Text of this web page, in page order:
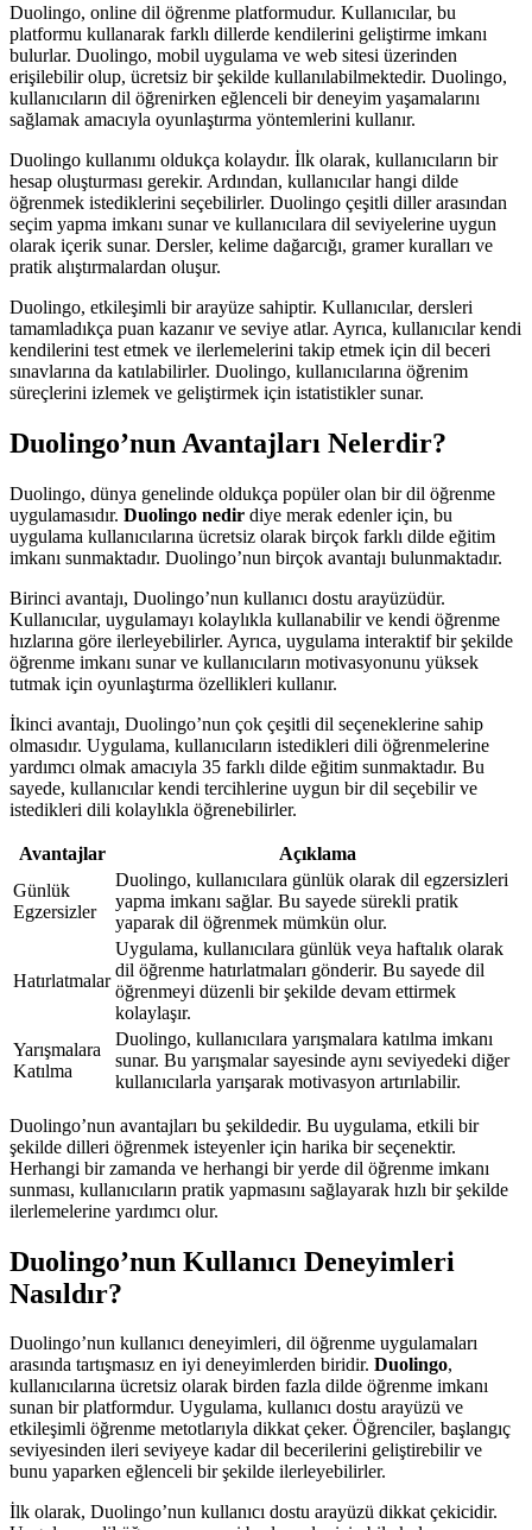
Duolingo, online dil öğrenme platformudur. Kullanıcılar, bu
platformu kullanarak farklı dillerde kendilerini geliştirme imkanı
bulurlar. Duolingo, mobil uygulama ve web sitesi üzerinden
erişilebilir olup, ücretsiz bir şekilde kullanılabilmektedir. Duolingo,
kullanıcıların dil öğrenirken eğlenceli bir deneyim yaşamalarını
sağlamak amacıyla oyunlaştırma yöntemlerini kullanır.
Duolingo kullanımı oldukça kolaydır. İlk olarak, kullanıcıların bir
hesap oluşturması gerekir. Ardından, kullanıcılar hangi dilde
öğrenmek istediklerini seçebilirler. Duolingo çeşitli diller arasından
seçim yapma imkanı sunar ve kullanıcılara dil seviyelerine uygun
olarak içerik sunar. Dersler, kelime dağarcığı, gramer kuralları ve
pratik alıştırmalardan oluşur.
Duolingo, etkileşimli bir arayüze sahiptir. Kullanıcılar, dersleri
tamamladıkça puan kazanır ve seviye atlar. Ayrıca, kullanıcılar kendi
kendilerini test etmek ve ilerlemelerini takip etmek için dil beceri
sınavlarına da katılabilirler. Duolingo, kullanıcılarına öğrenim
süreçlerini izlemek ve geliştirmek için istatistikler sunar.
Duolingo’nun Avantajları Nelerdir?
Duolingo, dünya genelinde oldukça popüler olan bir dil öğrenme
uygulamasıdır. Duolingo nedir diye merak edenler için, bu
uygulama kullanıcılarına ücretsiz olarak birçok farklı dilde eğitim
imkanı sunmaktadır. Duolingo’nun birçok avantajı bulunmaktadır.
Birinci avantajı, Duolingo’nun kullanıcı dostu arayüzüdür.
Kullanıcılar, uygulamayı kolaylıkla kullanabilir ve kendi öğrenme
hızlarına göre ilerleyebilirler. Ayrıca, uygulama interaktif bir şekilde
öğrenme imkanı sunar ve kullanıcıların motivasyonunu yüksek
tutmak için oyunlaştırma özellikleri kullanır.
İkinci avantajı, Duolingo’nun çok çeşitli dil seçeneklerine sahip
olmasıdır. Uygulama, kullanıcıların istedikleri dili öğrenmelerine
yardımcı olmak amacıyla 35 farklı dilde eğitim sunmaktadır. Bu
sayede, kullanıcılar kendi tercihlerine uygun bir dil seçebilir ve
istedikleri dili kolaylıkla öğrenebilirler.
Avantajlar
Açıklama
Günlük
Egzersizler
Duolingo, kullanıcılara günlük olarak dil egzersizleri
yapma imkanı sağlar. Bu sayede sürekli pratik
yaparak dil öğrenmek mümkün olur.
Hatırlatmalar
Uygulama, kullanıcılara günlük veya haftalık olarak
dil öğrenme hatırlatmaları gönderir. Bu sayede dil
öğrenmeyi düzenli bir şekilde devam ettirmek
kolaylaşır.
Yarışmalara
Katılma
Duolingo, kullanıcılara yarışmalara katılma imkanı
sunar. Bu yarışmalar sayesinde aynı seviyedeki diğer
kullanıcılarla yarışarak motivasyon artırılabilir.
Duolingo’nun avantajları bu şekildedir. Bu uygulama, etkili bir
şekilde dilleri öğrenmek isteyenler için harika bir seçenektir.
Herhangi bir zamanda ve herhangi bir yerde dil öğrenme imkanı
sunması, kullanıcıların pratik yapmasını sağlayarak hızlı bir şekilde
ilerlemelerine yardımcı olur.
Duolingo’nun Kullanıcı Deneyimleri
Nasıldır?
Duolingo’nun kullanıcı deneyimleri, dil öğrenme uygulamaları
arasında tartışmasız en iyi deneyimlerden biridir. Duolingo,
kullanıcılarına ücretsiz olarak birden fazla dilde öğrenme imkanı
sunan bir platformdur. Uygulama, kullanıcı dostu arayüzü ve
etkileşimli öğrenme metotlarıyla dikkat çeker. Öğrenciler, başlangıç
seviyesinden ileri seviyeye kadar dil becerilerini geliştirebilir ve
bunu yaparken eğlenceli bir şekilde ilerleyebilirler.
İlk olarak, Duolingo’nun kullanıcı dostu arayüzü dikkat çekicidir.